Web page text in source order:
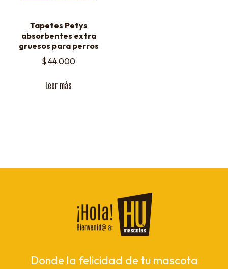
Tapetes Petys
absorbentes extra
gruesos para perros
$ 44.000
Leer más
Donde la felicidad de tu mascota